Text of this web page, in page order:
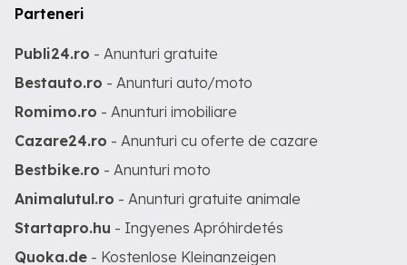
Parteneri
Publi24.ro - Anunturi gratuite
Bestauto.ro - Anunturi auto/moto
Romimo.ro - Anunturi imobiliare
Cazare24.ro - Anunturi cu oferte de cazare
Bestbike.ro - Anunturi moto
Animalutul.ro - Anunturi gratuite animale
Startapro.hu - Ingyenes Apróhirdetés
Quoka.de - Kostenlose Kleinanzeigen